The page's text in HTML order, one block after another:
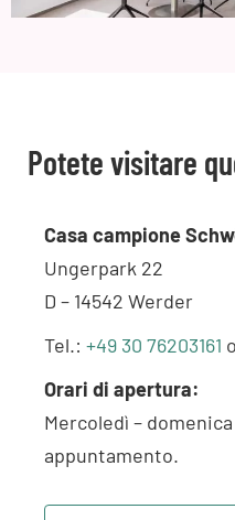
Potete visitare
Casa campione
Ungerpark 22
D – 14542 Werder
Tel.:+49 30 76203161
Orari di apertura:
Mercoledì – domenica
appuntamento.